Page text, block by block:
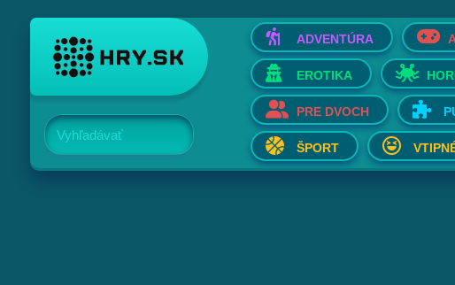
Vyhľadávať
ADVENTÚRA
EROTIKA
PRE DVOCH
ŠPORT